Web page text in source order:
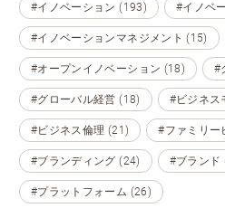
#イノベーション (193) #イノベ
#イノベーションマネジメント (15)
#オープンイノベーション (18) #
#グローバル経営 (18) #ビジネス
#ビジネス倫理 (21) #ファミリー
#ブランディング (24) #ブランド
#プラットフォーム (26)